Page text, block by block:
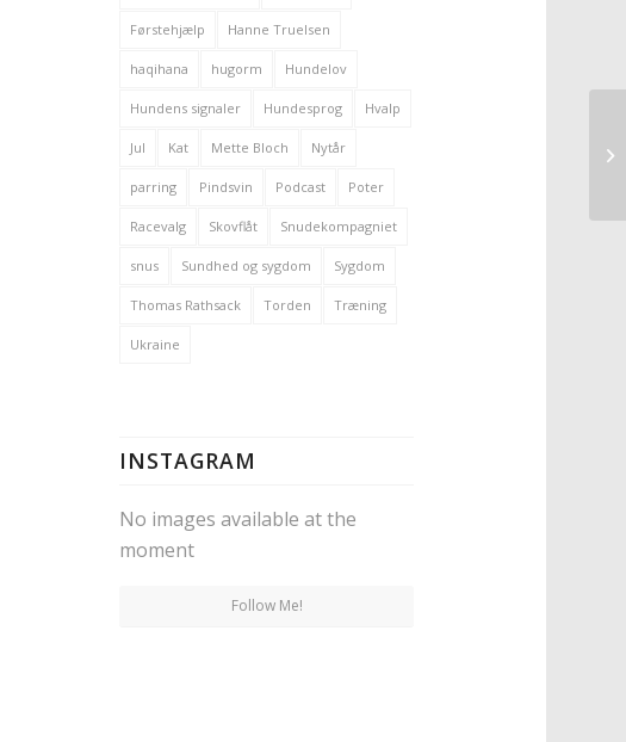
Førstehjælp Hanne Truelsen
haqihana hugorm Hundelov
Hundens signaler Hundesprog Hvalp
Jul Kat Mette Bloch Nytår
parring Pindsvin Podcast Poter
Racevalg Skovflåt Snudekompagniet
snus Sundhed og sygdom Sygdom
Thomas Rathsack Torden Træning
Ukraine
INSTAGRAM
No images available at the
moment
Follow Me!